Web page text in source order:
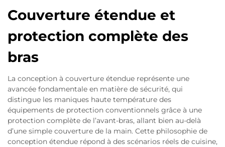
Couverture étendue et
protection complète des
bras
La conception à couverture étendue représente une
avancée fondamentale en matière de sécurité, qui
distingue les maniques haute température des
équipements de protection conventionnels grâce à une
protection complète de l’avant-bras, allant bien au-delà
d’une simple couverture de la main. Cette philosophie de
conception étendue répond à des scénarios réels de cuisine,